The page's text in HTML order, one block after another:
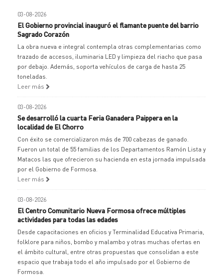
03-08-2026
El Gobierno provincial inauguró el flamante puente del barrio
Sagrado Corazón
La obra nueva e integral contempla otras complementarias como
trazado de accesos, iluminaria LED y limpieza del riacho que pasa
por debajo. Además, soporta vehículos de carga de hasta 25
toneladas.
Leer más
03-08-2026
Se desarrolló la cuarta Feria Ganadera Paippera en la
localidad de El Chorro
Con éxito se comercializaron más de 700 cabezas de ganado.
Fueron un total de 55 familias de los Departamentos Ramón Lista y
Matacos las que ofrecieron su hacienda en esta jornada impulsada
por el Gobierno de Formosa.
Leer más
03-08-2026
El Centro Comunitario Nueva Formosa ofrece múltiples
actividades para todas las edades
Desde capacitaciones en oficios y Terminalidad Educativa Primaria,
folklore para niños, bombo y malambo y otras muchas ofertas en
el ámbito cultural, entre otras propuestas que consolidan a este
espacio que trabaja todo el año impulsado por el Gobierno de
Formosa.